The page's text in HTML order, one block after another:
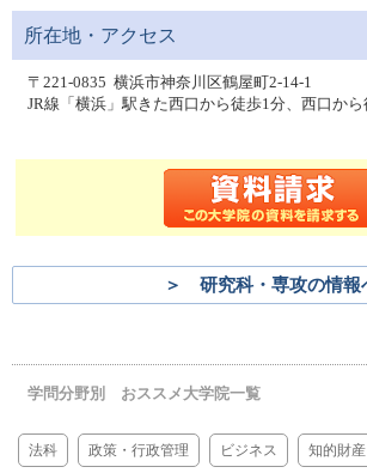
所在地・アクセス
〒221-0835 横浜市神奈川区鶴屋町2-14-1
JR線「横浜」駅きた西口から徒歩1分、西口から
＞ 研究科・専攻の情報
学問分野別 おススメ大学院一覧
法科 政策・行政管理 ビジネス 知的財産